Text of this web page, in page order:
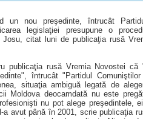
un nou preşedinte, întrucât
legislaţiei presupune o
Josu, citat luni de publicaţia rusă
publicaţia rusă Vremia Novostei că
întrucât "Partidul
situaţia ambiguă legată de
Moldova deocamdată nu este
nu pot alege preşedintele,
avut până în 2001, scrie publicaţia